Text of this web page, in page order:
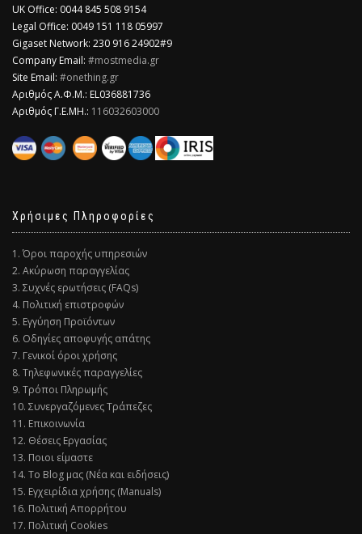
​UK Office: 0044 845 508 9154
Legal Office: 0049 151 118 05997
Gigaset Network: 230 916 24902#9
Company Email: #mostmedia.gr
Site Email: #onething.gr
Αριθμός Α.Φ.Μ.: EL036881736
Αριθμός Γ.Ε.ΜΗ.: 116032603000
Χρήσιμες Πληροφορίες
1. Όροι παροχής υπηρεσιών
2. Ακύρωση παραγγελίας
3. Συχνές ερωτήσεις (FAQs)
4. Πολιτική επιστροφών
5. Εγγύηση Προϊόντων
6. Οδηγίες αποφυγής απάτης
7. Γενικοί όροι χρήσης
8. Τηλεφωνικές παραγγελίες
9. Τρόποι Πληρωμής
10. Συνεργαζόμενες Τράπεζες
11. Επικοινωνία
12. Θέσεις Εργασίας
13. Ποιοι είμαστε
14. Το Blog μας (Νέα και ειδήσεις)
15. Εγχειρίδια χρήσης (Manuals)
16. Πολιτική Απορρήτου
17. Πολιτική Cookies